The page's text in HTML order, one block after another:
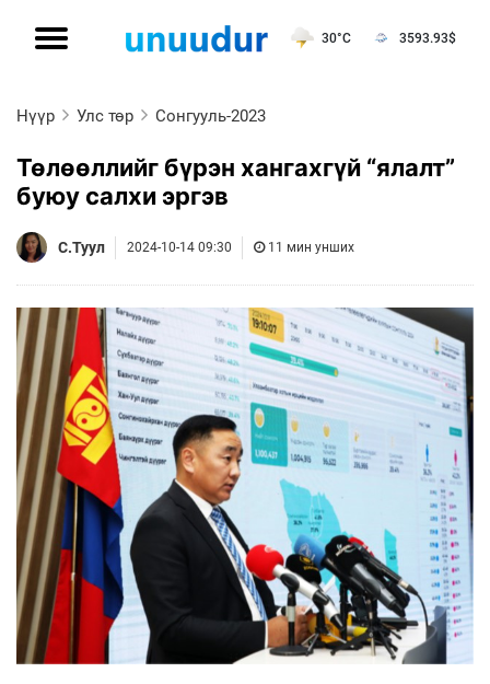
30°C 3593.93$
Нүүр Улс төр Сонгууль-2023
Төлөөллийг бүрэн хангахгүй “ялалт”
буюу салхи эргэв
С.Туул 2024-10-14 09:30 11 мин унших